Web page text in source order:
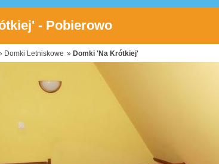
- Pobierowo
Domki Letniskowe » Domki 'Na Krótkiej'